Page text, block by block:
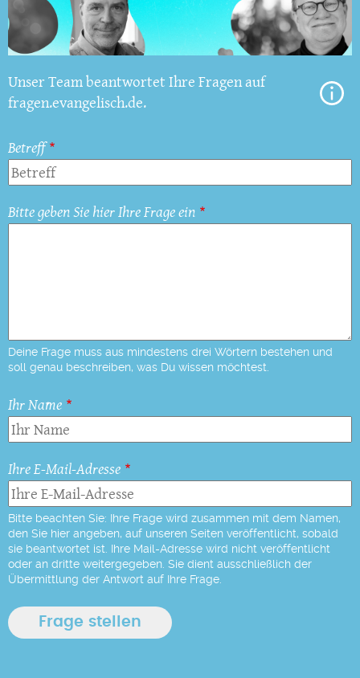
Unser Team beantwortet Ihre Fragen auf
fragen.evangelisch.de.
Betreff
Bitte geben Sie hier Ihre Frage ein
Deine Frage muss aus mindestens drei Wörtern bestehen und
soll genau beschreiben, was Du wissen möchtest.
Ihr Name
Ihre E-Mail-Adresse
Bitte beachten Sie: Ihre Frage wird zusammen mit dem Namen,
den Sie hier angeben, auf unseren Seiten veröffentlicht, sobald
sie beantwortet ist. Ihre Mail-Adresse wird nicht veröffentlicht
oder an dritte weitergegeben. Sie dient ausschließlich der
Übermittlung der Antwort auf Ihre Frage.